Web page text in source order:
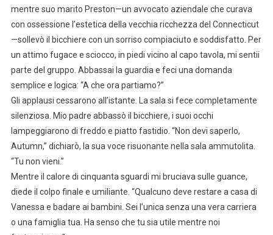
mentre suo marito Preston—un avvocato aziendale che curava
con ossessione l’estetica della vecchia ricchezza del Connecticut
—sollevò il bicchiere con un sorriso compiaciuto e soddisfatto. Per
un attimo fugace e sciocco, in piedi vicino al capo tavola, mi sentii
parte del gruppo. Abbassai la guardia e feci una domanda
semplice e logica: “A che ora partiamo?”
Gli applausi cessarono all’istante. La sala si fece completamente
silenziosa. Mio padre abbassò il bicchiere, i suoi occhi
lampeggiarono di freddo e piatto fastidio. “Non devi saperlo,
Autumn,” dichiarò, la sua voce risuonante nella sala ammutolita.
“Tu non vieni.”
Mentre il calore di cinquanta sguardi mi bruciava sulle guance,
diede il colpo finale e umiliante. “Qualcuno deve restare a casa di
Vanessa e badare ai bambini. Sei l’unica senza una vera carriera
o una famiglia tua. Ha senso che tu sia utile mentre noi